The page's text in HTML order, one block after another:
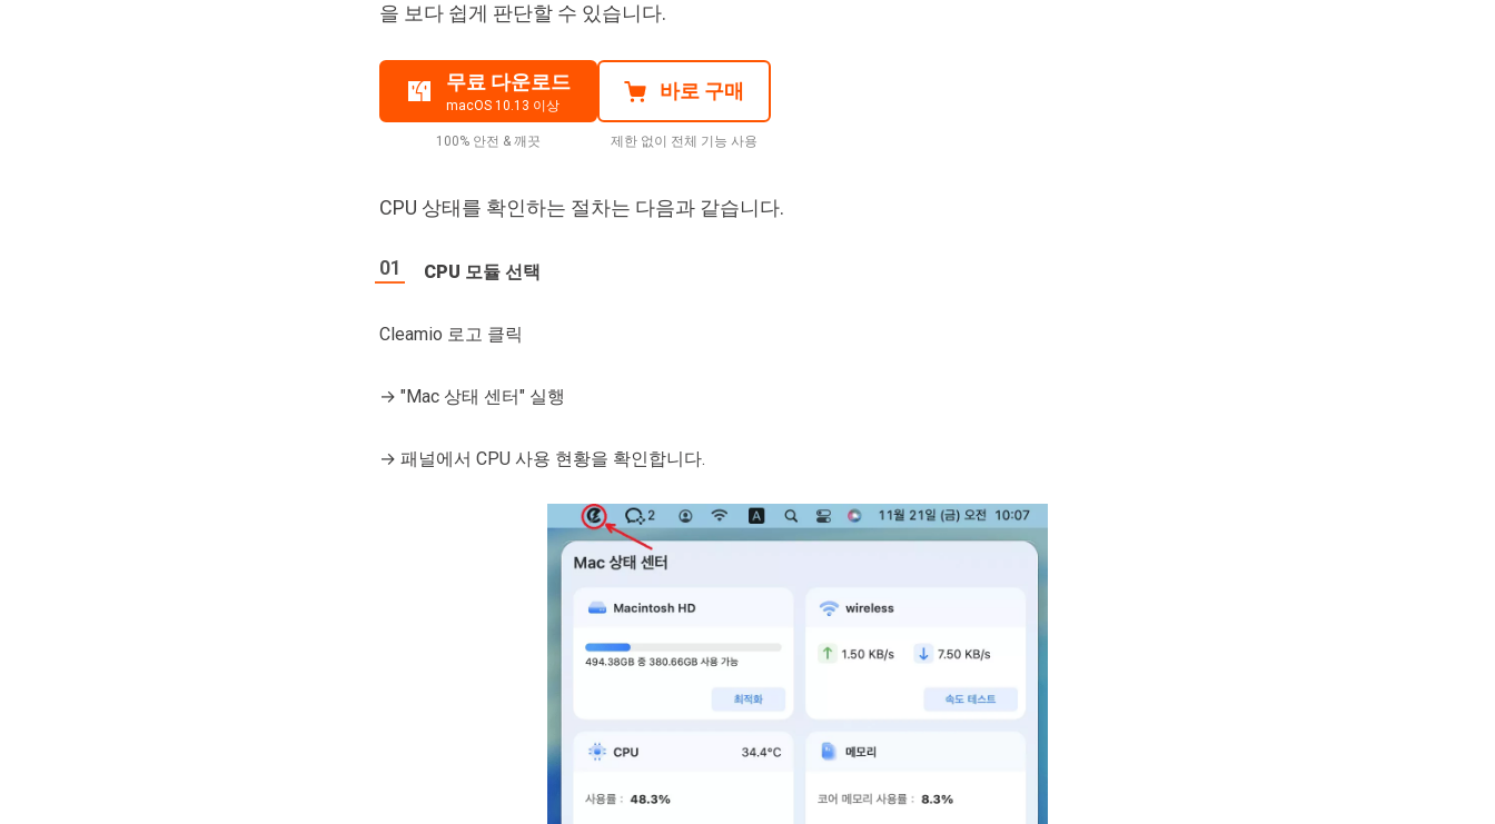
을 보다 쉽게 판단할 수 있습니다.
무료 다운로드
macOS 10.13 이상
100% 안전 & 깨끗
바로 구매
제한 없이 전체 기능 사용
CPU 상태를 확인하는 절차는 다음과 같습니다.
CPU 모듈 선택
Cleamio 로고 클릭
→ "Mac 상태 센터" 실행
→ 패널에서 CPU 사용 현황을 확인합니다.